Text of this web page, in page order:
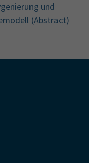
und
(Abstract)